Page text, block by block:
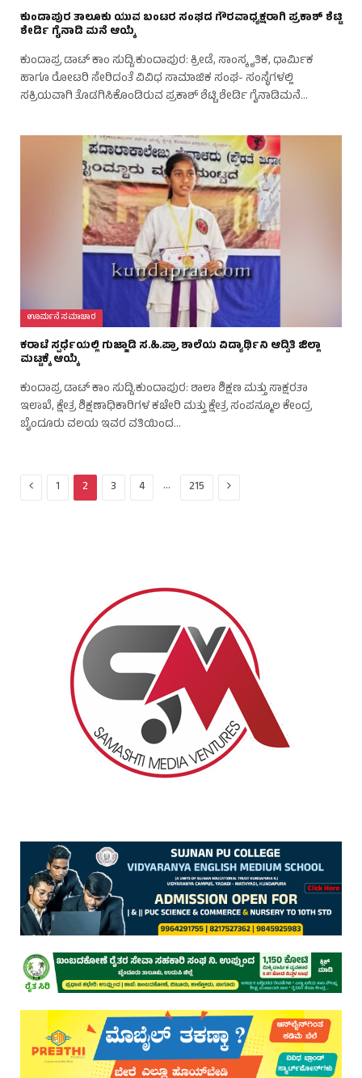
ಕುಂದಾಪುರ ತಾಲೂಕು ಯುವ ಬಂಟರ ಸಂಘದ ಗೌರವಾಧ್ಯಕ್ಷರಾಗಿ ಪ್ರಕಾಶ್ ಶೆಟ್ಟಿ
ಶೇರ್ಡಿ ಗೈನಾಡಿ ಮನೆ ಆಯ್ಕೆ
ಕುಂದಾಪ್ರ ಡಾಟ್‌ ಕಾಂ ಸುದ್ದಿ.ಕುಂದಾಪುರ: ಕ್ರೀಡೆ, ಸಾಂಸ್ಕೃತಿಕ, ಧಾರ್ಮಿಕ
ಹಾಗೂ ರೋಟರಿ ಸೇರಿದಂತೆ ವಿವಿಧ ಸಾಮಾಜಿಕ ಸಂಘ- ಸಂಸ್ಥೆಗಳಲ್ಲಿ
ಸಕ್ರಿಯವಾಗಿ ತೊಡಗಿಸಿಕೊಂಡಿರುವ ಪ್ರಕಾಶ್ ಶೆಟ್ಟಿ ಶೇರ್ಡಿ ಗೈನಾಡಿಮನೆ…
ಊರ್ಮನೆ ಸಮಾಚಾರ
ಕರಾಟೆ ಸ್ಪರ್ಧೆಯಲ್ಲಿ ಗುಜ್ಜಾಡಿ ಸ.ಹಿ.ಪ್ರಾ ಶಾಲೆಯ ವಿದ್ಯಾರ್ಥಿನಿ ಆದ್ವಿತಿ ಜಿಲ್ಲಾ
ಮಟ್ಟಕ್ಕೆ ಆಯ್ಕೆ
ಕುಂದಾಪ್ರ ಡಾಟ್‌ ಕಾಂ ಸುದ್ದಿ.ಕುಂದಾಪುರ: ಶಾಲಾ ಶಿಕ್ಷಣ ಮತ್ತು ಸಾಕ್ಷರತಾ
ಇಲಾಖೆ, ಕ್ಷೇತ್ರ ಶಿಕ್ಷಣಾಧಿಕಾರಿಗಳ ಕಚೇರಿ ಮತ್ತು ಕ್ಷೇತ್ರ ಸಂಪನ್ಮೂಲ ಕೇಂದ್ರ
ಬೈಂದೂರು ವಲಯ ಇವರ ವತಿಯಿಂದ…
Previous
1 2 3 4 … 215 Next